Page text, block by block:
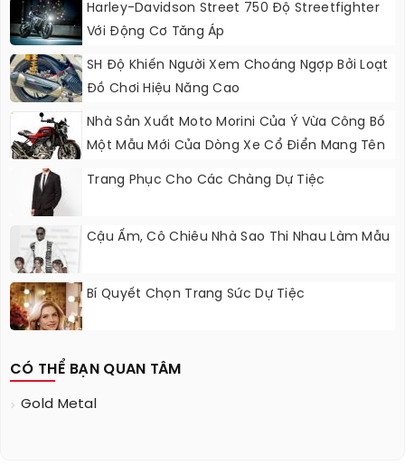
Harley-Davidson Street 750 Độ Streetfighter
Với Động Cơ Tăng Áp
SH Độ Khiến Người Xem Choáng Ngợp Bởi Loạt
Đồ Chơi Hiệu Năng Cao
Nhà Sản Xuất Moto Morini Của Ý Vừa Công Bố
Một Mẫu Mới Của Dòng Xe Cổ Điển Mang Tên
Trang Phục Cho Các Chàng Dự Tiệc
Cậu Ấm, Cô Chiêu Nhà Sao Thi Nhau Làm Mẫu
Bí Quyết Chọn Trang Sức Dự Tiệc
CÓ THỂ BẠN QUAN TÂM
Gold Metal